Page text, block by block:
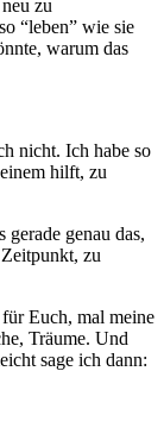
zu
“leben” wie sie
warum das
nicht. Ich habe so
hilft, zu
genau das,
zu
Euch, mal meine
Träume. Und
sage ich dann: